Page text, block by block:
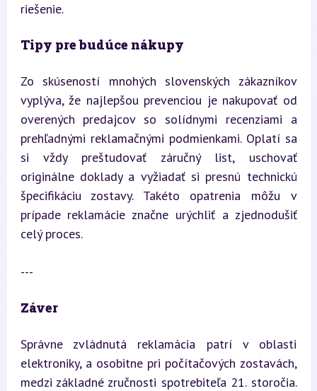
riešenie.
Tipy pre budúce nákupy
Zo skúseností mnohých slovenských zákazníkov
vyplýva, že najlepšou prevenciou je nakupovať od
overených predajcov so solídnymi recenziami a
prehľadnými reklamačnými podmienkami. Oplatí sa
si vždy preštudovať záručný list, uschovať
originálne doklady a vyžiadať si presnú technickú
špecifikáciu zostavy. Takéto opatrenia môžu v
prípade reklamácie značne urýchliť a zjednodušiť
celý proces.
---
Záver
Správne zvládnutá reklamácia patrí v oblasti
elektroniky, a osobitne pri počítačových zostavách,
medzi základné zručnosti spotrebiteľa 21. storočia.